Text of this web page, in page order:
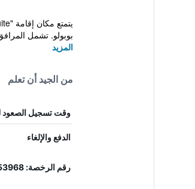
بوبولو. تشمل
المزيد
من الجيد أن تعلم
وقت تسجيل الصعود
الدفع والإلغاء
رقم الرخصة: 253968, IT058091B41887GW5F